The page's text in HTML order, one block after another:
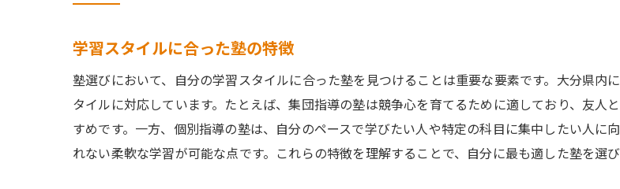
目標達成に向けたロードマップ
塾を活用した効果的な学習法
成績アップと未来の可能性
学習スタイルに合った塾の特徴
塾選びにおいて、自分の学習スタイルに合った塾を見つけることは重要な要素です。大分県
タイルに対応しています。たとえば、集団指導の塾は競争心を育てるために適しており、友
すめです。一方、個別指導の塾は、自分のペースで学びたい人や特定の科目に集中したい人に
れない柔軟な学習が可能な点です。これらの特徴を理解することで、自分に最も適した塾を選